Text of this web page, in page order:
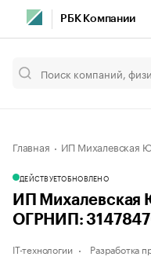
РБК Компании
Главная ИП Михалевская
ДЕЙСТВУЕТОБНОВЛЕНО
ИП Михалевская
ОГРНИП:
IT-технологии Разработка